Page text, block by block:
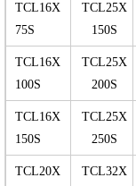
TCL16X
75S
TCL25X
150S
TCL16X
100S
TCL25X
200S
TCL16X
150S
TCL25X
250S
TCL20X
TCL32X